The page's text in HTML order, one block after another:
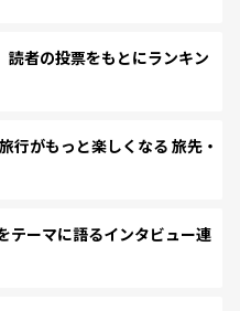
者の投票をもとにランキン
がもっと楽しくなる 旅先・
テーマに語るインタビュー連